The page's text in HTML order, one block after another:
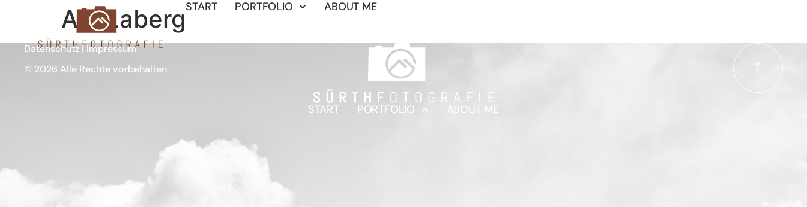
START PORTFOLIO ABOUT ME
Am Laberg
Datenschutz |Impressum
© 2026 Alle Rechte vorbehalten.
START PORTFOLIO ABOUT ME